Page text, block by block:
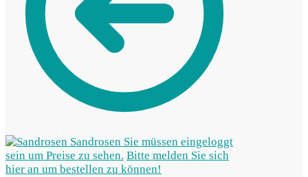
Sandrosen Sie müssen eingeloggt
sein um Preise zu sehen. Bitte melden Sie sich
hier an um bestellen zu können!